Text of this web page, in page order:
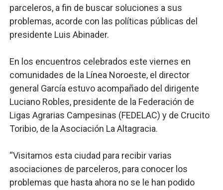
Digecac realizará Primer Festival de Plantas 2026
Josefa Castillo: Liderazgo y Transformación Social al
parceleros, a fin de buscar soluciones a sus
problemas, acorde con las políticas públicas del
presidente Luis Abinader.
En los encuentros celebrados este viernes en
comunidades de la Línea Noroeste, el director
general García estuvo acompañado del dirigente
Luciano Robles, presidente de la Federación de
Ligas Agrarias Campesinas (FEDELAC) y de Crucito
Toribio, de la Asociación La Altagracia.
“Visitamos esta ciudad para recibir varias
asociaciones de parceleros, para conocer los
problemas que hasta ahora no se le han podido